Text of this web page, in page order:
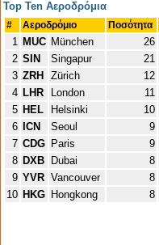
Top Ten Αεροδρόμια
# Αεροδρόμιο Ποσότητα
1 MUC München 26
2 SIN Singapur 21
3 ZRH Zürich 12
4 LHR London 11
5 HEL Helsinki 10
6
ICN Seoul 9
7 CDG Paris 9
8 DXB Dubai 8
9 YVR Vancouver 8
10 HKG Hongkong 8